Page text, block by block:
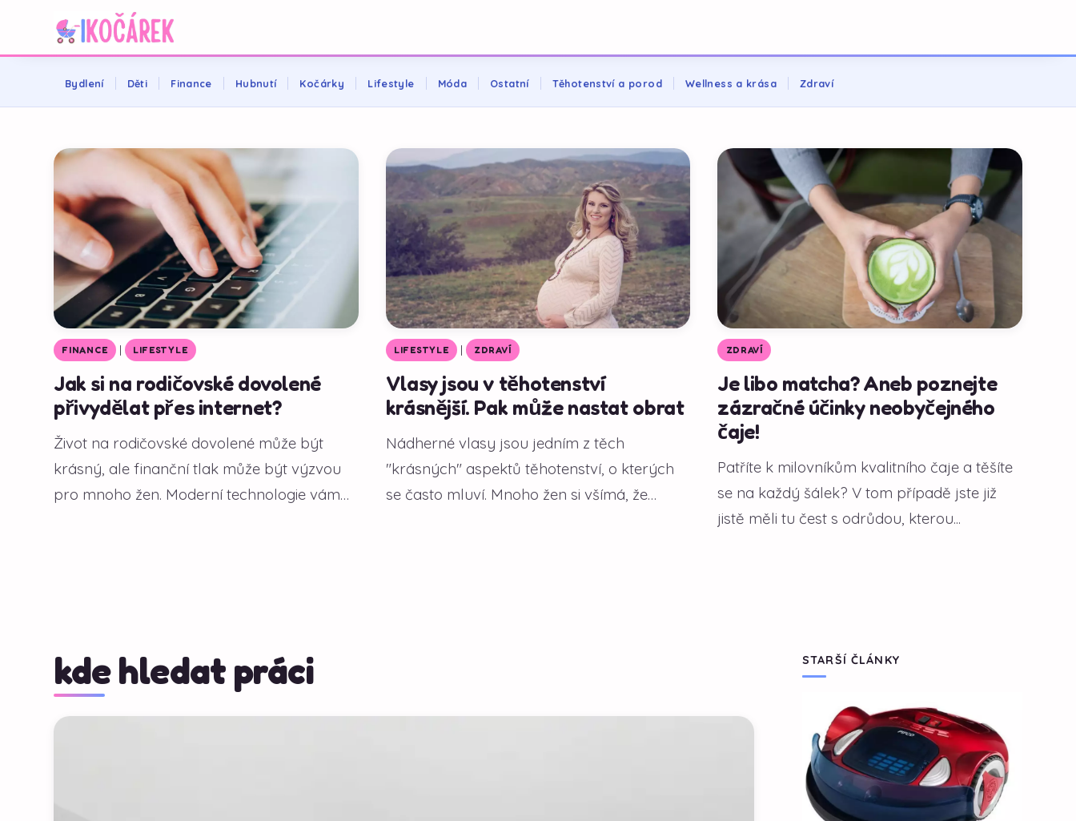
Bydlení Děti Finance Hubnutí Kočárky Lifestyle Móda Ostatní Těhotenství a porod Wellness a krása Zdraví
Jak si na rodičovské dovolené
přivydělat přes internet?
Život na rodičovské dovolené může být
krásný, ale finanční tlak může být výzvou
pro mnoho žen. Moderní technologie vám
FINANCE | LIFESTYLE
Vlasy jsou v těhotenství
krásnější. Pak může nastat obrat
Nádherné vlasy jsou jedním z těch
"krásných" aspektů těhotenství, o kterých
se často mluví. Mnoho žen si všímá, že
LIFESTYLE | ZDRAVÍ
Je libo matcha? Aneb poznejte
zázračné účinky neobyčejného
čaje!
Patříte k milovníkům kvalitního čaje a těšíte
se na každý šálek? V tom případě jste již
jistě měli tu čest s odrůdou, kterou...
ZDRAVÍ
kde hledat práci STARŠÍ ČLÁNKY